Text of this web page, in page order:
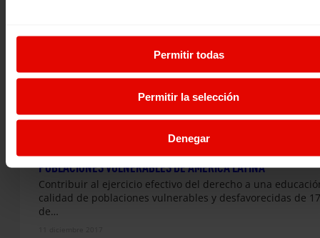
Permitir todas
Permitir la selección
Denegar
CONVENIO DE CALIDAD EDUCATIVA PARA LA INSERCIÓN DE
POBLACIONES VULNERABLES DE AMÉRICA LATINA
Contribuir al ejercicio efectivo del derecho a una
calidad de poblaciones vulnerables y desfavorecidas de
de…